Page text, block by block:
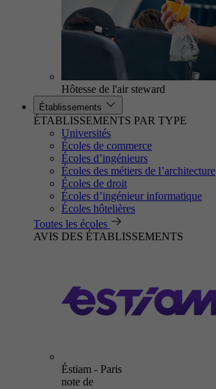
Hôtesse de l'air steward
Établissements
ÉTABLISSEMENTS PAR TYPE
Universités
Écoles de commerce
Écoles d’ingénieurs
Écoles des métiers de l’architecture
Écoles de droit
Écoles d’ingénieur informatique
Écoles hôtelières
Toutes les écoles
AVIS DES ÉTABLISSEMENTS
Éstiam - Paris
note de